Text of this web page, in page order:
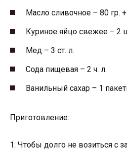
Масло сливочное – 80 гр. +
Куриное яйцо свежее – 2
Мед – 3 ст. л.
Сода пищевая – 2 ч. л.
Ванильный сахар – 1
Приготовление:
1. Чтобы долго не возиться с